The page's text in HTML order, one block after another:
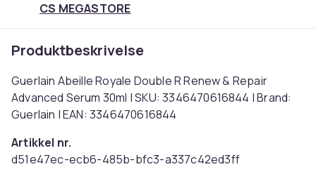
CS MEGASTORE
Produktbeskrivelse
Guerlain Abeille Royale Double R Renew & Repair
Advanced Serum 30ml | SKU: 3346470616844 | Brand:
Guerlain | EAN: 3346470616844
Artikkel nr.
d51e47ec-ecb6-485b-bfc3-a337c42ed3ff